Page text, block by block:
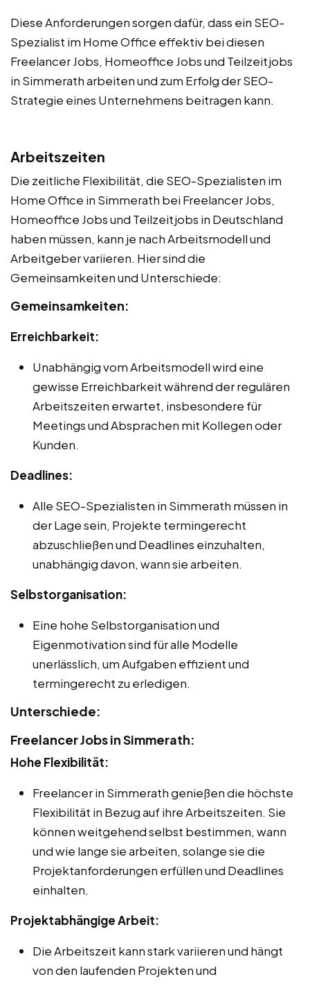
Diese Anforderungen sorgen dafür, dass ein SEO-
Spezialist im Home Office effektiv bei diesen
Freelancer Jobs, Homeoffice Jobs und Teilzeitjobs
in Simmerath arbeiten und zum Erfolg der SEO-
Strategie eines Unternehmens beitragen kann.
Arbeitszeiten
Die zeitliche Flexibilität, die SEO-Spezialisten im
Home Office in Simmerath bei Freelancer Jobs,
Homeoffice Jobs und Teilzeitjobs in Deutschland
haben müssen, kann je nach Arbeitsmodell und
Arbeitgeber variieren. Hier sind die
Gemeinsamkeiten und Unterschiede:
Gemeinsamkeiten:
Erreichbarkeit:
Unabhängig vom Arbeitsmodell wird eine
gewisse Erreichbarkeit während der regulären
Arbeitszeiten erwartet, insbesondere für
Meetings und Absprachen mit Kollegen oder
Kunden.
Deadlines:
Alle SEO-Spezialisten in Simmerath müssen in
der Lage sein, Projekte termingerecht
abzuschließen und Deadlines einzuhalten,
unabhängig davon, wann sie arbeiten.
Selbstorganisation:
Eine hohe Selbstorganisation und
Eigenmotivation sind für alle Modelle
unerlässlich, um Aufgaben effizient und
termingerecht zu erledigen.
Unterschiede:
Freelancer Jobs in Simmerath:
Hohe Flexibilität:
Freelancer in Simmerath genießen die höchste
Flexibilität in Bezug auf ihre Arbeitszeiten. Sie
können weitgehend selbst bestimmen, wann
und wie lange sie arbeiten, solange sie die
Projektanforderungen erfüllen und Deadlines
einhalten.
Projektabhängige Arbeit:
Die Arbeitszeit kann stark variieren und hängt
von den laufenden Projekten und